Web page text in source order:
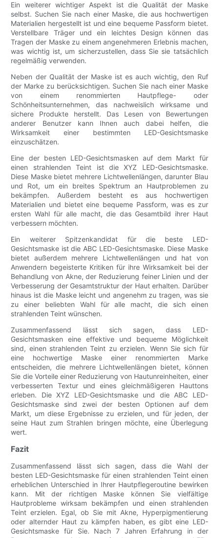
Ein weiterer wichtiger Aspekt ist die Qualität der Maske
selbst. Suchen Sie nach einer Maske, die aus hochwertigen
Materialien hergestellt ist und eine bequeme Passform bietet.
Verstellbare Träger und ein leichtes Design können das
Tragen der Maske zu einem angenehmeren Erlebnis machen,
was wichtig ist, um sicherzustellen, dass Sie sie tatsächlich
regelmäßig verwenden.
Neben der Qualität der Maske ist es auch wichtig, den Ruf
der Marke zu berücksichtigen. Suchen Sie nach einer Maske
von einem renommierten Hautpflege- oder
Schönheitsunternehmen, das nachweislich wirksame und
sichere Produkte herstellt. Das Lesen von Bewertungen
anderer Benutzer kann Ihnen auch dabei helfen, die
Wirksamkeit einer bestimmten LED-Gesichtsmaske
einzuschätzen.
Eine der besten LED-Gesichtsmasken auf dem Markt für
einen strahlenden Teint ist die XYZ LED-Gesichtsmaske.
Diese Maske bietet mehrere Lichtwellenlängen, darunter Blau
und Rot, um ein breites Spektrum an Hautproblemen zu
bekämpfen. Außerdem besteht es aus hochwertigen
Materialien und bietet eine bequeme Passform, was es zur
ersten Wahl für alle macht, die das Gesamtbild ihrer Haut
verbessern möchten.
Ein weiterer Spitzenkandidat für die beste LED-
Gesichtsmaske ist die ABC LED-Gesichtsmaske. Diese Maske
bietet außerdem mehrere Lichtwellenlängen und hat von
Anwendern begeisterte Kritiken für ihre Wirksamkeit bei der
Behandlung von Akne, der Reduzierung feiner Linien und der
Verbesserung der Gesamtstruktur der Haut erhalten. Darüber
hinaus ist die Maske leicht und angenehm zu tragen, was sie
zu einer beliebten Wahl für alle macht, die sich einen
strahlenden Teint wünschen.
Zusammenfassend lässt sich sagen, dass LED-
Gesichtsmasken eine effektive und bequeme Möglichkeit
sind, einen strahlenden Teint zu erzielen. Wenn Sie sich für
eine hochwertige Maske einer renommierten Marke
entscheiden, die mehrere Lichtwellenlängen bietet, können
Sie die Vorteile einer Reduzierung von Hautunreinheiten, einer
verbesserten Textur und eines gleichmäßigeren Hauttons
erleben. Die XYZ LED-Gesichtsmaske und die ABC LED-
Gesichtsmaske sind zwei der besten Optionen auf dem
Markt, um diese Ergebnisse zu erzielen, und für jeden, der
seine Haut zum Strahlen bringen möchte, eine Überlegung
wert.
Fazit
Zusammenfassend lässt sich sagen, dass die Wahl der
besten LED-Gesichtsmaske für einen strahlenden Teint einen
erheblichen Unterschied in Ihrer Hautpflegeroutine bewirken
kann. Mit der richtigen Maske können Sie vielfältige
Hautprobleme wirksam bekämpfen und einen strahlenden
Teint erzielen. Egal, ob Sie mit Akne, Hyperpigmentierung
oder alternder Haut zu kämpfen haben, es gibt eine LED-
Gesichtsmaske für Sie. Nach 7 Jahren Erfahrung in der